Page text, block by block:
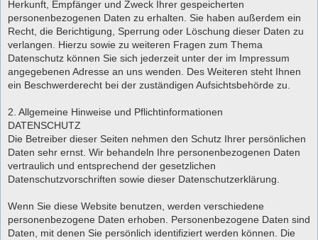
Herkunft, Empfänger und Zweck Ihrer gespeicherten
personenbezogenen Daten zu erhalten. Sie haben außerdem ein
Recht, die Berichtigung, Sperrung oder Löschung dieser Daten zu
verlangen. Hierzu sowie zu weiteren Fragen zum Thema
Datenschutz können Sie sich jederzeit unter der im Impressum
angegebenen Adresse an uns wenden. Des Weiteren steht Ihnen
ein Beschwerderecht bei der zuständigen Aufsichtsbehörde zu.
2. Allgemeine Hinweise und Pflichtinformationen
DATENSCHUTZ
Die Betreiber dieser Seiten nehmen den Schutz Ihrer persönlichen
Daten sehr ernst. Wir behandeln Ihre personenbezogenen Daten
vertraulich und entsprechend der gesetzlichen
Datenschutzvorschriften sowie dieser Datenschutzerklärung.
Wenn Sie diese Website benutzen, werden verschiedene
personenbezogene Daten erhoben. Personenbezogene Daten sind
Daten, mit denen Sie persönlich identifiziert werden können. Die